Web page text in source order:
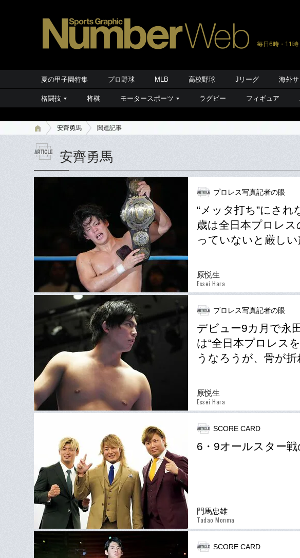
毎日6時・11
夏の甲子園特集 プロ野球 MLB 高校野球 Jリーグ 海外
格闘技 将棋 モータースポーツ ラグビー フィギュア
安齊勇馬 関連記事
安齊勇馬
プロレス写真記者の眼
“メッタ打ち”にさ
歳は全日本プロレ
っていないと厳しい
原悦生
Essei Hara
プロレス写真記者の眼
デビュー9カ月で永
は“全日本プロレス
うなろうが、骨が
原悦生
Essei Hara
SCORE CARD
6・9オールスター戦
門馬忠雄
Tadao Monma
SCORE CARD